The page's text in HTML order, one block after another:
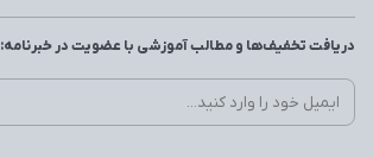
دریافت تخفیف‌ها و مطالب آموزشی با عضویت در خبرنامه: